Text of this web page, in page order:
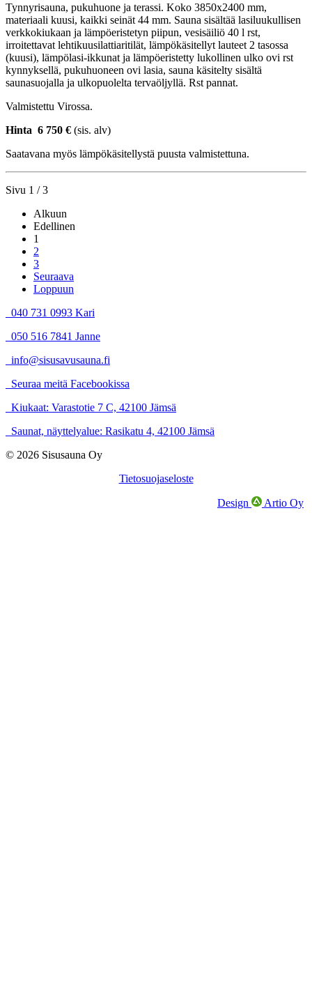
Tynnyrisauna, pukuhuone ja terassi. Koko 3850x2400 mm,
materiaali kuusi, kaikki seinät 44 mm. Sauna sisältää lasiluukullisen
verkkokiukaan ja lämpöeristetyn piipun, vesisäiliö 40 l rst,
irroitettavat lehtikuusilattiaritilät, lämpökäsitellyt lauteet 2 tasossa
(kuusi), lämpölasi-ikkunat ja lämpöeristetty lukollinen ulko ovi rst
kynnyksellä, pukuhuoneen ovi lasia, sauna käsitelty sisältä
saunasuojalla ja ulkopuolelta tervaöljyllä. Rst pannat.
Valmistettu Virossa.
Hinta 6 750 € (sis. alv)
Saatavana myös lämpökäsitellystä puusta valmistettuna.
Sivu 1 / 3
Alkuun
Edellinen
1
2
3
Seuraava
Loppuun
040 731 0993 Kari
050 516 7841 Janne
info@sisusavusauna.fi
Seuraa meitä Facebookissa
Kiukaat: Varastotie 7 C, 42100 Jämsä
Saunat, näyttelyalue: Rasikatu 4, 42100 Jämsä
© 2026 Sisusauna Oy
Tietosuojaseloste
Design Artio Oy